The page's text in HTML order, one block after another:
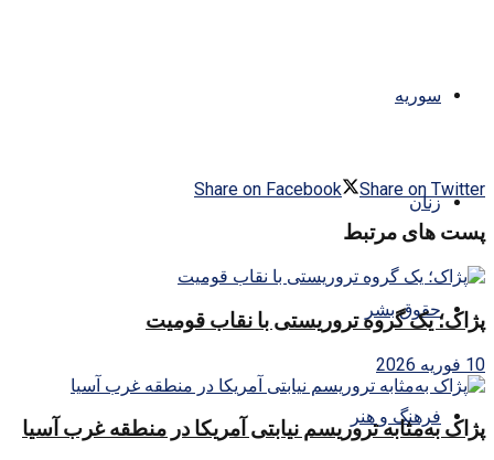
سوریه
زنان
حقوق بشر
فرهنگ و هنر
Share on Facebook Share on Twitter
پست های مرتبط
پژاک؛ یک گروه تروریستی با نقاب قومیت
10 فوریه 2026
پژاک به‌مثابه تروریسم نیابتی آمریکا در منطقه غرب آسیا